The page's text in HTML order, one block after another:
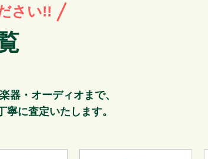
さい!!
器・オーディオまで、
に査定いたします。